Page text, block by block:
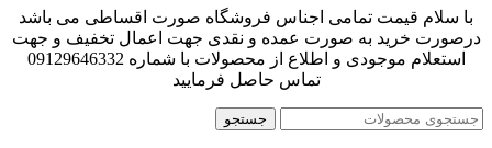
با سلام قیمت تمامی اجناس فروشگاه صورت اقساطی می باشد
درصورت خرید به صورت عمده و نقدی جهت اعمال تخفیف و جهت
استعلام موجودی و اطلاع از محصولات با شماره 09129646332
تماس حاصل فرمایید
جستجو